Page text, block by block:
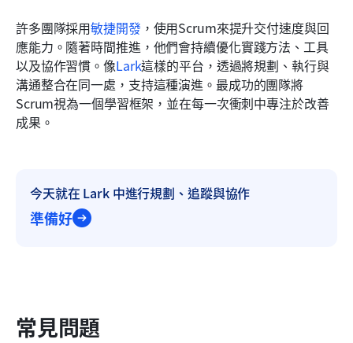
許多團隊採用敏捷開發，使用Scrum來提升交付速度與回
應能力。隨著時間推進，他們會持續優化實踐方法、工具
以及協作習慣。像Lark這樣的平台，透過將規劃、執行與
溝通整合在同一處，支持這種演進。最成功的團隊將
Scrum視為一個學習框架，並在每一次衝刺中專注於改善
成果。
今天就在 Lark 中進行規劃、追蹤與協作
準備好
常見問題